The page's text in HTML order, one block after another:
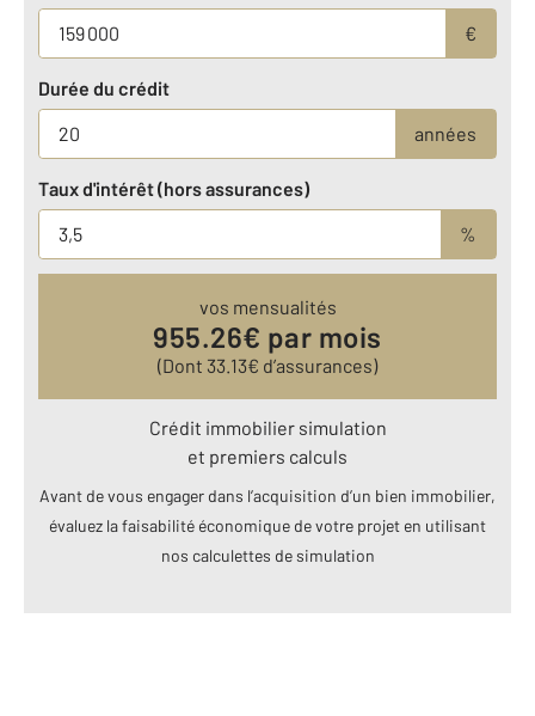
€
Durée du crédit
années
Taux d'intérêt (hors assurances)
%
vos mensualités
955.26€ par mois
(Dont 33.13€ d’assurances)
Crédit immobilier simulation
et premiers calculs
Avant de vous engager dans l’acquisition d’un bien immobilier,
évaluez la faisabilité économique de votre projet en utilisant
nos calculettes de simulation